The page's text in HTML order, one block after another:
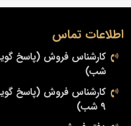
اطلاعات تماس
شب)
9 شب)